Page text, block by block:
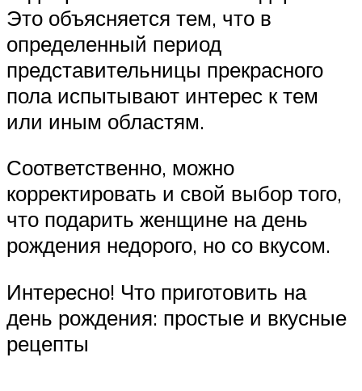
Это объясняется тем, что в
определенный период
представительницы прекрасного
пола испытывают интерес к тем
или иным областям.
Соответственно, можно
корректировать и свой выбор того,
что подарить женщине на день
рождения недорого, но со вкусом.
Интересно! Что приготовить на
день рождения: простые и вкусные
рецепты